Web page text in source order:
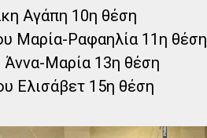
Αγάπη 10η θέση
Μαρία-Ραφαηλία 11η θέση
Άννα-Μαρία 13η θέση
Ελισάβετ 15η θέση